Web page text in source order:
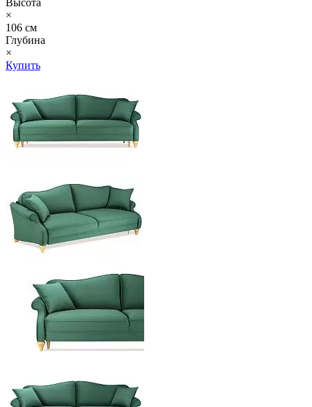
Высота
×
106 см
Глубина
×
Купить